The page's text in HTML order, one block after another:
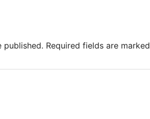
published. Required fields are marked